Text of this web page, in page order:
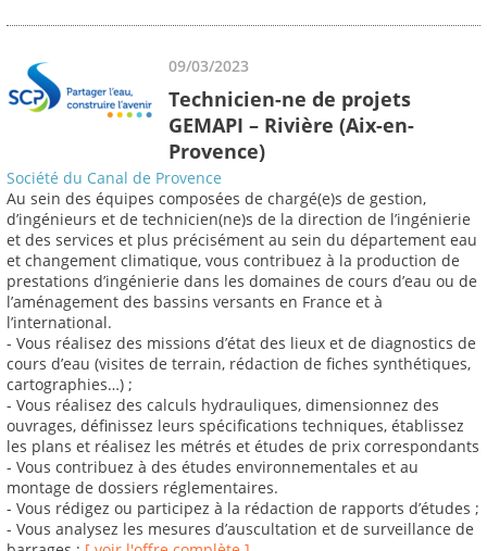
09/03/2023
Technicien-ne de projets
GEMAPI – Rivière (Aix-en-
Provence)
Société du Canal de Provence
Au sein des équipes composées de chargé(e)s de gestion,
d’ingénieurs et de technicien(ne)s de la direction de l’ingénierie
et des services et plus précisément au sein du département eau
et changement climatique, vous contribuez à la production de
prestations d’ingénierie dans les domaines de cours d’eau ou de
l’aménagement des bassins versants en France et à
l’international.
- Vous réalisez des missions d’état des lieux et de diagnostics de
cours d’eau (visites de terrain, rédaction de fiches synthétiques,
cartographies…) ;
- Vous réalisez des calculs hydrauliques, dimensionnez des
ouvrages, définissez leurs spécifications techniques, établissez
les plans et réalisez les métrés et études de prix correspondants
- Vous contribuez à des études environnementales et au
montage de dossiers réglementaires.
- Vous rédigez ou participez à la rédaction de rapports d’études ;
- Vous analysez les mesures d’auscultation et de surveillance de